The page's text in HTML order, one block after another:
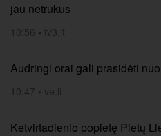
jau netrukus
10:56 • tv3.lt
Audringi orai gali prasidėti
10:47 • ve.lt
Ketvirtadienio popietę Pietų